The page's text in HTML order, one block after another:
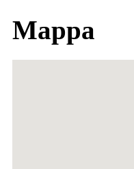
Mappa